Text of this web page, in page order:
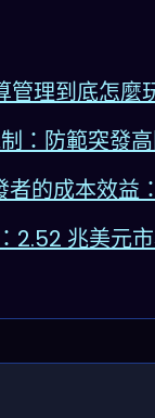
理到底怎麼
：防範突發
的成本效益
2.52 兆美元